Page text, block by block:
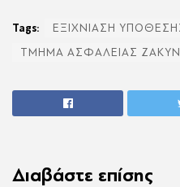
Tags: ΕΞΙΧΝΙΑΣΗ
ΤΜΗΜΑ ΑΣΦΑΛΕΙΑΣ
Διαβάστε επίσης